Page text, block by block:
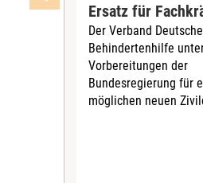
Ersatz für
Der Verband
Behindertenhilfe
Vorbereitungen der
Bundesregierung für
möglichen neuen